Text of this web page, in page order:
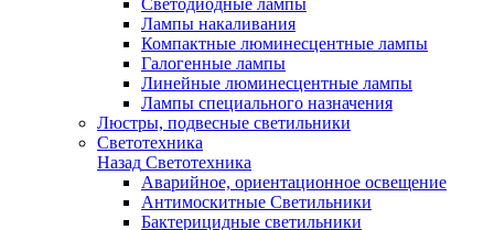
Светодиодные лампы
Лампы накаливания
Компактные люминесцентные лампы
Галогенные лампы
Линейные люминесцентные лампы
Лампы специального назначения
Люстры, подвесные светильники
Светотехника
Назад Светотехника
Аварийное, ориентационное освещение
Антимоскитные Светильники
Бактерицидные светильники